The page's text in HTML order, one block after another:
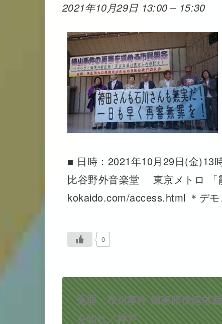
2021年10月29日 13:00 – 15:30
■ 日時：2021年10月29日(
比谷野外音楽堂 東京メトロ
kokaido.com/access.html ＊デ
0
冤罪・布川事件 国家賠償請求
を知れ／神戸